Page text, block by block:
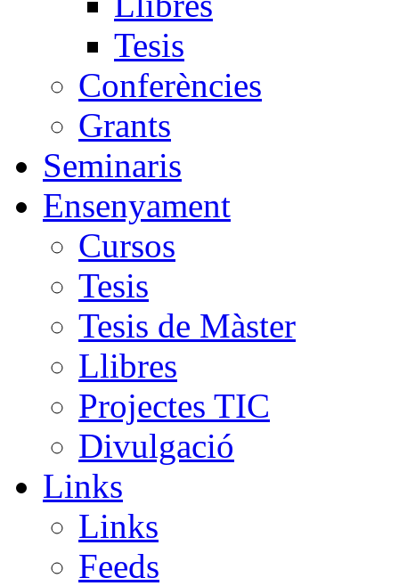
Tesis
Conferències
Grants
Seminaris
Ensenyament
Cursos
Tesis
Tesis de Màster
Llibres
Projectes TIC
Divulgació
Links
Links
Feeds